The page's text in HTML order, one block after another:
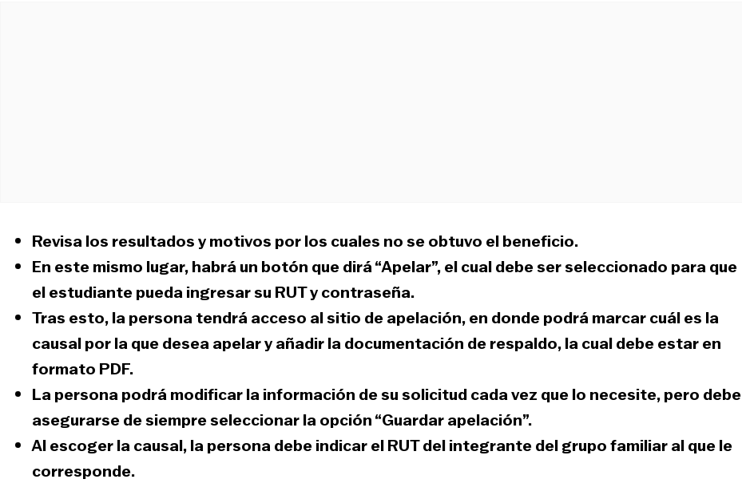
Revisa los resultados ymotivos por los cuales no se obtuvo el beneficio.
En este mismo lugar, habrá un botón que dirá “Apelar”, el cual debe ser seleccionado para que
el estudiantepueda ingresar su RUT y contraseña.
Tras esto, la persona tendrá acceso al sitio de apelación, en dondepodrá marcar cuál es la
causal por la que desea apelar y añadir la documentación de respaldo, la cual debe estar en
formato PDF.
La persona podrá modificarla información de su solicitud cada vez que lo necesite, pero debe
asegurarse de siempre seleccionar la opción “Guardar apelación”.
Al escoger la causal,la persona debe indicar el RUT del integrante del grupo familiar al que le
corresponde.